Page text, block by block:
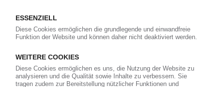
Mehr zu ...